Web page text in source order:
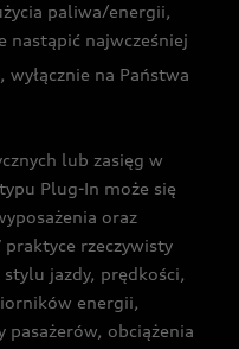
paliwa/energii,
nastąpić najwcześniej
na Państwa
lub zasięg w
Plug-In może się
oraz
rzeczywisty
jazdy, prędkości,
energii,
obciążenia